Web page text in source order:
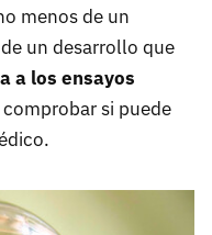
menos de un
un desarrollo que
a los ensayos
si puede